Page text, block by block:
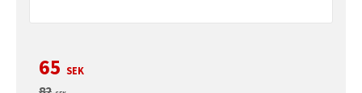
Nedsatt pris:
65 SEK